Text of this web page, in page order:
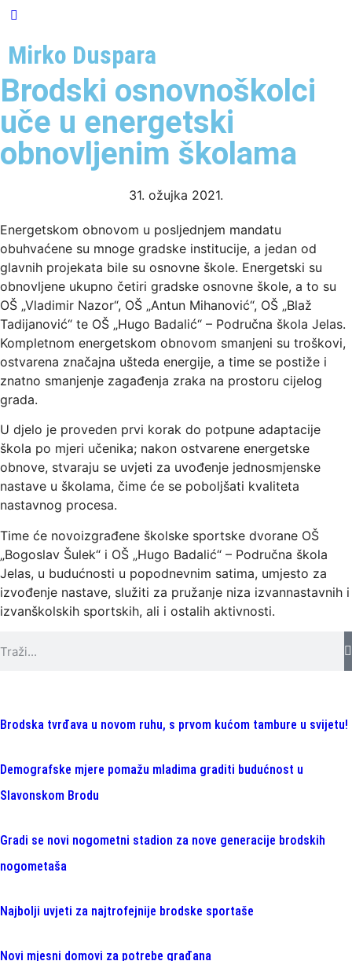
Mirko Duspara
Brodski osnovnoškolci
uče u energetski
obnovljenim školama
31. ožujka 2021.
Energetskom obnovom u posljednjem mandatu
obuhvaćene su mnoge gradske institucije, a jedan od
glavnih projekata bile su osnovne škole. Energetski su
obnovljene ukupno četiri gradske osnovne škole, a to su
OŠ „Vladimir Nazor“, OŠ „Antun Mihanović“, OŠ „Blaž
Tadijanović“ te OŠ „Hugo Badalić“ – Područna škola Jelas.
Kompletnom energetskom obnovom smanjeni su troškovi,
ostvarena značajna ušteda energije, a time se postiže i
znatno smanjenje zagađenja zraka na prostoru cijelog
grada.
U djelo je proveden prvi korak do potpune adaptacije
škola po mjeri učenika; nakon ostvarene energetske
obnove, stvaraju se uvjeti za uvođenje jednosmjenske
nastave u školama, čime će se poboljšati kvaliteta
nastavnog procesa.
Time će novoizgrađene školske sportske dvorane OŠ
„Bogoslav Šulek“ i OŠ „Hugo Badalić“ – Područna škola
Jelas, u budućnosti u popodnevnim satima, umjesto za
izvođenje nastave, služiti za pružanje niza izvannastavnih i
izvanškolskih sportskih, ali i ostalih aktivnosti.
Brodska tvrđava u novom ruhu, s prvom kućom tambure u svijetu!
Demografske mjere pomažu mladima graditi budućnost u
Slavonskom Brodu
Gradi se novi nogometni stadion za nove generacije brodskih
nogometaša
Najbolji uvjeti za najtrofejnije brodske sportaše
Novi mjesni domovi za potrebe građana